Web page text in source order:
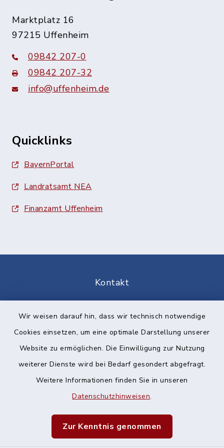
Wir weisen darauf hin, dass wir technisch notwendige
Cookies einsetzen, um eine optimale Darstellung unserer
Website zu ermöglichen. Die Einwilligung zur Nutzung
weiterer Dienste wird bei Bedarf gesondert abgefragt.
Weitere Informationen finden Sie in unseren
Datenschutzhinweisen.
Zur Kenntnis genommen
Marktplatz 16
97215 Uffenheim
09842 207-0
09842 207-32
info@uffenheim.de
Quicklinks
BayernPortal
Landratsamt NEA
Finanzamt Uffenheim
Kontakt
Datenschutz
Impressum
Sitemap
Cookie-Einstellungen